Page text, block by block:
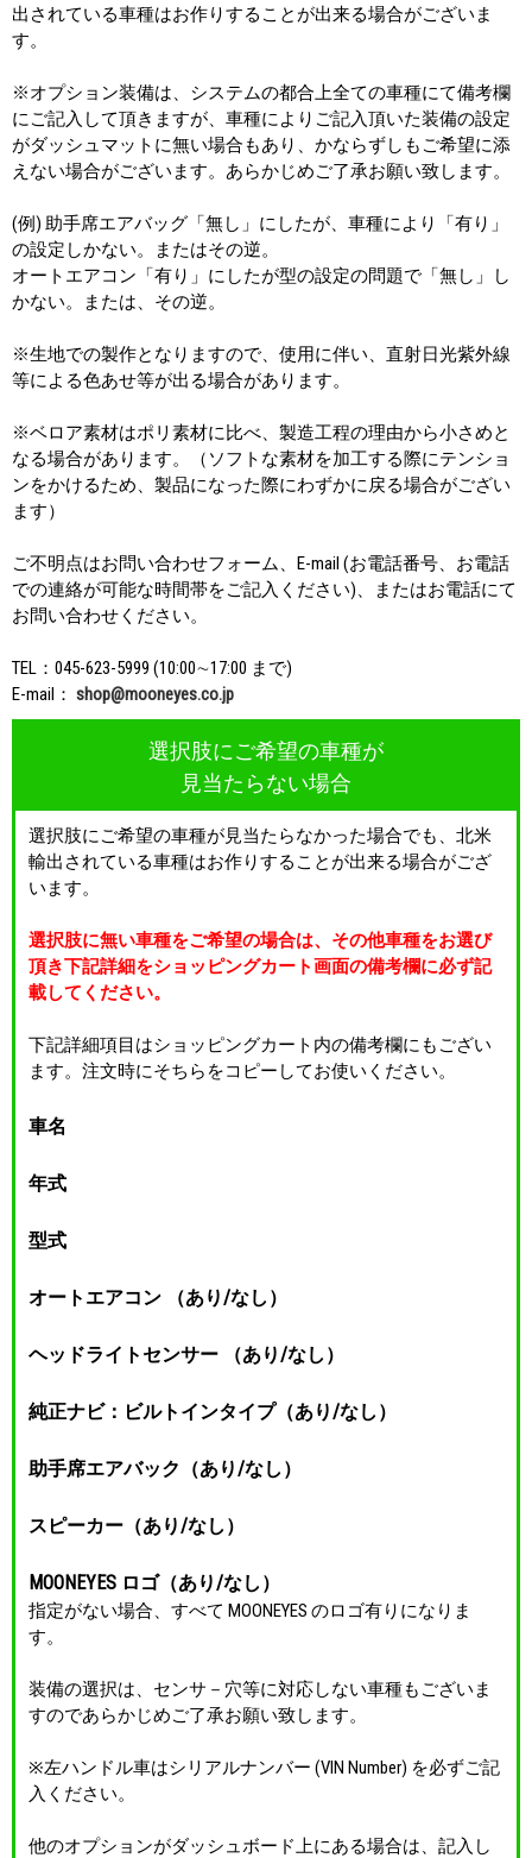
出されている車種はお作りすることが出来る場合がございま
す。
※オプション装備は、システムの都合上全ての車種にて備考欄
にご記入して頂きますが、車種によりご記入頂いた装備の設定
がダッシュマットに無い場合もあり、かならずしもご希望に添
えない場合がございます。あらかじめご了承お願い致します。
(例) 助手席エアバッグ「無し」にしたが、車種により「有り」
の設定しかない。またはその逆。
オートエアコン「有り」にしたが型の設定の問題で「無し」し
かない。または、その逆。
※生地での製作となりますので、使用に伴い、直射日光紫外線
等による色あせ等が出る場合があります。
※ベロア素材はポリ素材に比べ、製造工程の理由から小さめと
なる場合があります。（ソフトな素材を加工する際にテンショ
ンをかけるため、製品になった際にわずかに戻る場合がござい
ます）
ご不明点はお問い合わせフォーム、E-mail (お電話番号、お電話
での連絡が可能な時間帯をご記入ください)、またはお電話にて
お問い合わせください。
TEL：045-623-5999 (10:00∼17:00 まで)
E-mail： shop@mooneyes.co.jp
選択肢にご希望の車種が
見当たらない場合
選択肢にご希望の車種が見当たらなかった場合でも、北米
輸出されている車種はお作りすることが出来る場合がござ
います。
選択肢に無い車種をご希望の場合は、その他車種をお選び
頂き下記詳細をショッピングカート画面の備考欄に必ず記
載してください。
下記詳細項目はショッピングカート内の備考欄にもござい
ます。注文時にそちらをコピーしてお使いください。
車名
年式
型式
オートエアコン （あり/なし）
ヘッドライトセンサー （あり/なし）
純正ナビ：ビルトインタイプ（あり/なし）
助手席エアバック（あり/なし）
スピーカー（あり/なし）
MOONEYES ロゴ（あり/なし）
指定がない場合、すべて MOONEYES のロゴ有りになりま
す。
装備の選択は、センサ－穴等に対応しない車種もございま
すのであらかじめご了承お願い致します。
※左ハンドル車はシリアルナンバー (VIN Number) を必ずご記
入ください。
他のオプションがダッシュボード上にある場合は、記入し